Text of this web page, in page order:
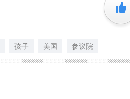
+1
孩子 美国 参议院